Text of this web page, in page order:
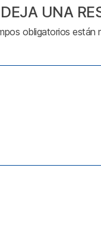
DEJA UNA
obligatorios están